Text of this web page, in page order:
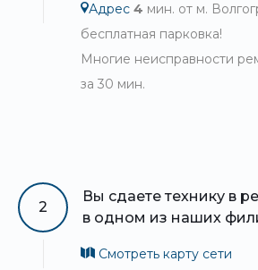
Адрес 4 мин. от м.
бесплатная парковка!
Многие неисправности
за 30 мин.
2
Вы сдаете технику в
в одном из наших
Смотреть карту сети